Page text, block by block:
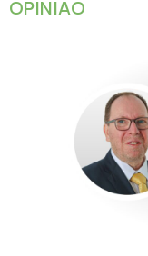
OPINIÃO